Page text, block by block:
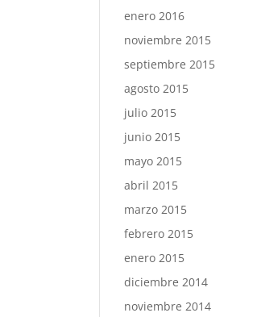
enero 2016
noviembre 2015
septiembre 2015
agosto 2015
julio 2015
junio 2015
mayo 2015
abril 2015
marzo 2015
febrero 2015
enero 2015
diciembre 2014
noviembre 2014